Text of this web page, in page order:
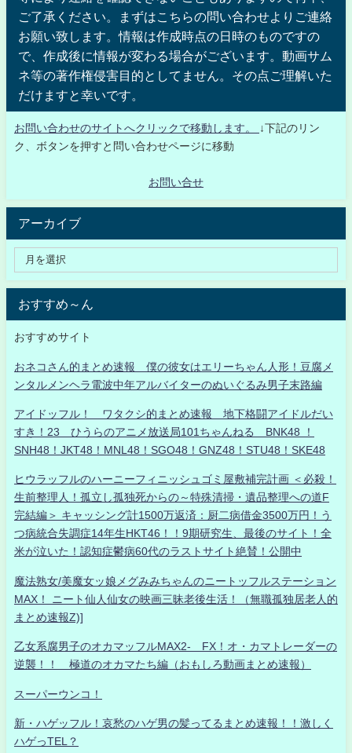
ご了承ください。まずはこちらの問い合わせよりご連絡
お願い致します。情報は作成時点の日時のものですの
で、作成後に情報が変わる場合がございます。動画サム
ネ等の著作権侵害目的としてません。その点ご理解いた
だけますと幸いです。
お問い合わせのサイトへクリックで移動します。
↓下記のリン
ク、ボタンを押すと問い合わせページに移動
お問い合せ
アーカイブ
おすすめ～ん
おすすめサイト
おネコさん的まとめ速報 僕の彼女はエリーちゃん人形！豆腐メ
ンタルメンヘラ電波中年アルバイターのぬいぐるみ男子末路編
アイドッフル！ ワタクシ的まとめ速報 地下格闘アイドルだい
すき！23 ひうらのアニメ放送局101ちゃんねる BNK48 ！
SNH48！JKT48！MNL48！SGO48！GNZ48！STU48！SKE48
ヒウラッフルのハーニーフィニッシュゴミ屋敷補完計画 ＜必殺！
生前整理人！孤立し孤独死からの～特殊清掃・遺品整理への道F
完結編＞ キャッシング計1500万返済：厨二病借金3500万円！う
つ病統合失調症14年生HKT46！！9期研究生、最後のサイト！全
米が泣いた！認知症鬱病60代のラストサイト絶賛！公開中
魔法熟女/美魔女ッ娘メグみみちゃんのニートッフルステーション
MAX！ ニート仙人仙女の映画三昧老後生活！（無職孤独居老人的
まとめ速報Z)]
乙女系腐男子のオカマッフルMAX2- FX！オ・カマトレーダーの
逆襲！！ 極道のオカマたち編（おもしろ動画まとめ速報）
スーパーウンコ！
新・ハゲッフル！哀愁のハゲ男の髪ってるまとめ速報！！激しく
ハゲっTEL？